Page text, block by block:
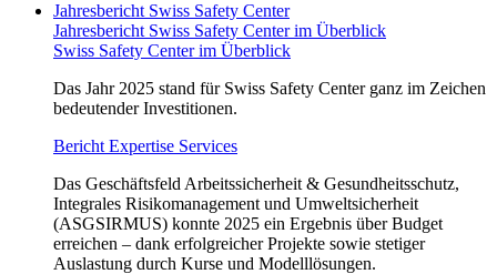
Jahresbericht Swiss Safety Center
Jahresbericht Swiss Safety Center im Überblick
Swiss Safety Center im Überblick
Das Jahr 2025 stand für Swiss Safety Center ganz im Zeichen
bedeutender Investitionen.
Bericht Expertise Services
Das Geschäftsfeld Arbeitssicherheit & Gesundheitsschutz,
Integrales Risikomanagement und Umweltsicherheit
(ASGSIRMUS) konnte 2025 ein Ergebnis über Budget
erreichen – dank erfolgreicher Projekte sowie stetiger
Auslastung durch Kurse und Modelllösungen.